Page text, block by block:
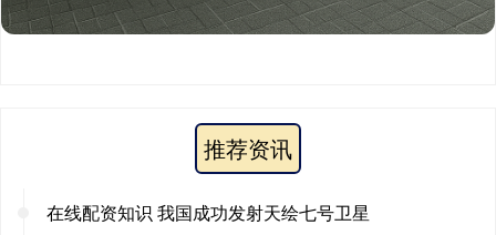
推荐资讯
在线配资知识 我国成功发射天绘七号卫星